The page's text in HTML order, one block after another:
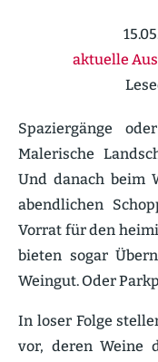
aktuelle
Spazier­gänge
Malerische
Und danach beim
abend­lichen
Vorrat für den
bieten sogar
Weingut. Oder
In loser Folge
vor, deren Weine